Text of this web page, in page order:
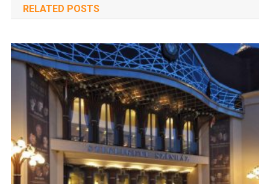
RELATED POSTS